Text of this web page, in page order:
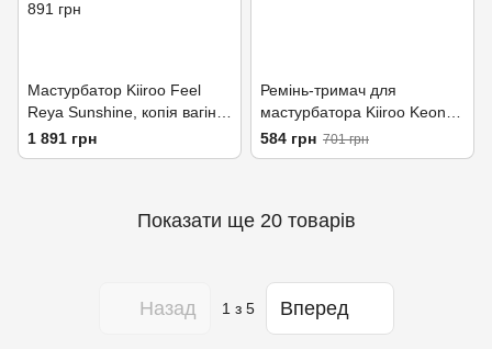
Мастурбатор Kiiroo Feel
Reya Sunshine, копія вагіни
порнозірки
1 891 грн
Ремінь-тримач для
мастурбатора Kiiroo Keon
Hand Strap
584 грн 701 грн
Показати ще 20 товарів
Назад 1 з 5 Вперед